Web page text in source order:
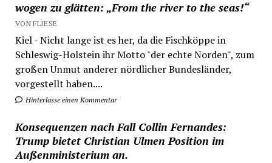
wogen zu glätten: „From the river to the seas!“
VON FLIESE
Kiel - Nicht lange ist es her, da die Fischköppe in
Schleswig-Holstein ihr Motto "der echte Norden", zum
großen Unmut anderer nördlicher Bundesländer,
vorgestellt haben....
Hinterlasse einen Kommentar
Konsequenzen nach Fall Collin Fernandes:
Trump bietet Christian Ulmen Position im
Außenministerium an.